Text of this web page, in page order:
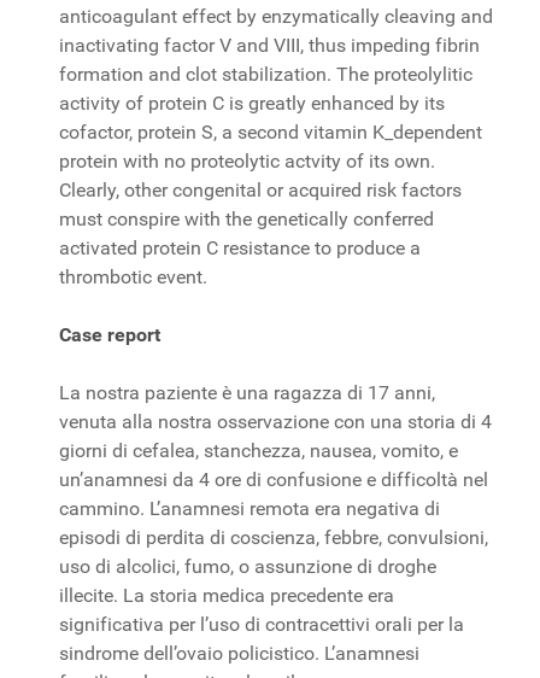
anticoagulant effect by enzymatically cleaving and
inactivating factor V and VIII, thus impeding fibrin
formation and clot stabilization. The proteolylitic
activity of protein C is greatly enhanced by its
cofactor, protein S, a second vitamin K_dependent
protein with no proteolytic actvity of its own.
Clearly, other congenital or acquired risk factors
must conspire with the genetically conferred
activated protein C resistance to produce a
thrombotic event.
Case report
La nostra paziente è una ragazza di 17 anni,
venuta alla nostra osservazione con una storia di 4
giorni di cefalea, stanchezza, nausea, vomito, e
un’anamnesi da 4 ore di confusione e difficoltà nel
cammino. L’anamnesi remota era negativa di
episodi di perdita di coscienza, febbre, convulsioni,
uso di alcolici, fumo, o assunzione di droghe
illecite. La storia medica precedente era
significativa per l’uso di contracettivi orali per la
sindrome dell’ovaio policistico. L’anamnesi